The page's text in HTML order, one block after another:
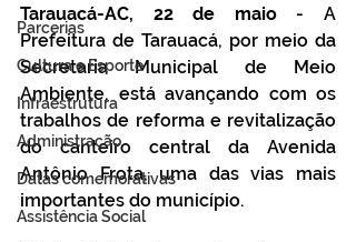
Parcerias
Cultura e Esporte
Infraestrutura
Administração
Datas comemorativas
Assistência Social
Tarauacá-AC, 22 de maio - A
Prefeitura de Tarauacá, por meio da
Secretaria Municipal de Meio
Ambiente, está avançando com os
trabalhos de reforma e revitalização
do canteiro central da Avenida
Antônio Frota, uma das vias mais
importantes do município.